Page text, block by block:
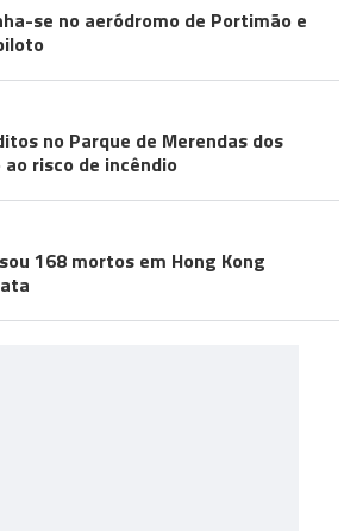
se no aeródromo de Portimão e
no Parque de Merendas dos
risco de incêndio
168 mortos em Hong Kong